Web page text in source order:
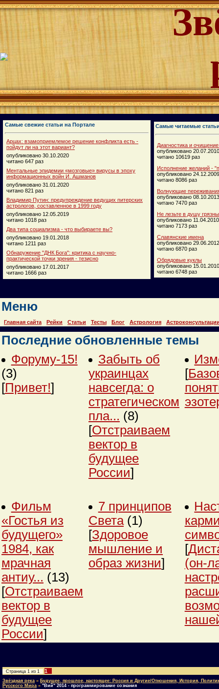
Самые свежие статьи на Портале
Арцах: взамоприемлемое решение конфликта есть -
пойдут ли на этот вариант?
опубликовано 30.10.2020
читано 647 раз
Ментальные эпидемии «мозговые» вирусы в эпоху
информационных войн И. Ашманов
опубликовано 31.01.2020
читано 821 раз
Владимир Путин: предупреждение ведущих питерских
астрологов, составленное в 1999 году
опубликовано 12.05.2019
читано 1018 раз
Два типа социализма - что выбираете вы?
опубликовано 19.01.2018
читано 1211 раз
Обнаружение "ДНК Бога": критика с научно-
практической точки зрения - тезисно
опубликовано 17.01.2017
читано 1666 раз
Самые читаемые
Диагностика и
опубликовано 20.07.2010
читано 10619 раз
Исполнение желаний -
опубликовано 24.12.2009
читано 8086 раз
Волнующие
опубликовано 08.10.2013
читано 7470 раз
Не лезьте в душу
опубликовано 11.04.2010
читано 7173 раз
Славянские имена
опубликовано 29.06.2012
читано 6870 раз
Обрядовые куклы
опубликовано 15.01.2010
читано 6748 раз
Меню
Главная сайта Рейки Статьи Тесты Блог Астрология
Последние обновленные темы
Форуму-15!
(3)
[Привет!]
Забыть об
украинцах
навсегда: о
стратегическом
пла... (8)
[Отстраиваем
вектор в
будущее
России]
[
Фильм
«Гостья из
будущего»
1984, как
мрачная
антиу... (13)
[Отстраиваем
вектор в
будущее
России]
7 принципов
Света (1)
[Здоровое
мышление и
образ жизни]
[
(он-
Страница 1 из 1 1
Звёздная река » Будущее, прошлое, настоящее: Россия и Другие/Отношения, История,
Русского Мира » "Вий" 2014 - программирование сознания